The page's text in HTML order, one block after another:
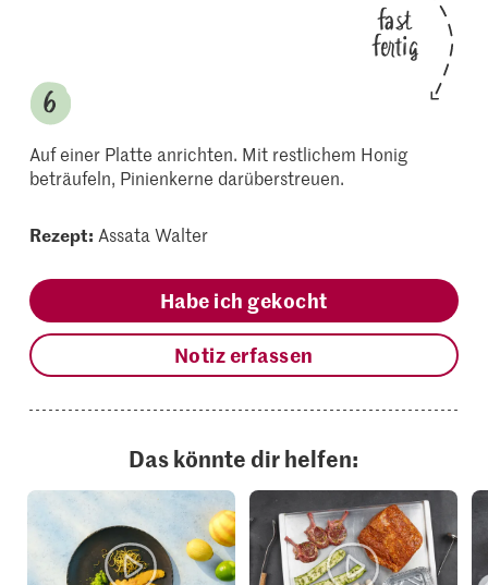
fast
fertig
Auf einer Platte anrichten. Mit restlichem Honig
beträufeln, Pinienkerne darüberstreuen.
Rezept: Assata Walter
Habe ich gekocht
Notiz erfassen
Das könnte dir helfen: